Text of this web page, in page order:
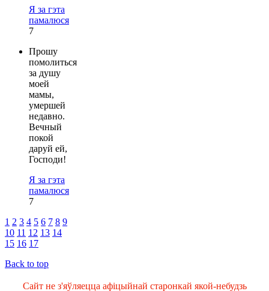
Я за гэта
памалюся
7
Прошу
помолиться
за душу
моей
мамы,
умершей
недавно.
Вечный
покой
даруй ей,
Господи!
Я за гэта
памалюся
7
1 2 3 4 5 6 7 8 9
10 11 12 13 14
15 16 17
Back to top
Сайт не з'яўляецца афіцыйнай старонкай якой-небудзь